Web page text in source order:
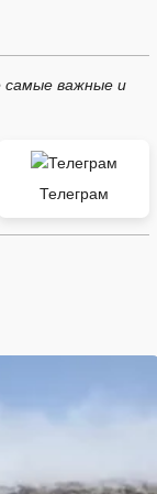
самые важные и
Телеграм